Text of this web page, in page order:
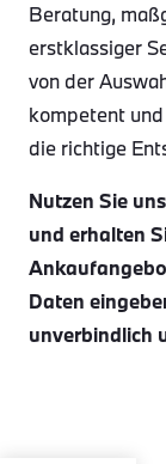
Beratung,
erstklassiger
von der
kompetent
die richtige
Nutzen Sie
und erhalten
Daten
unverbindlich